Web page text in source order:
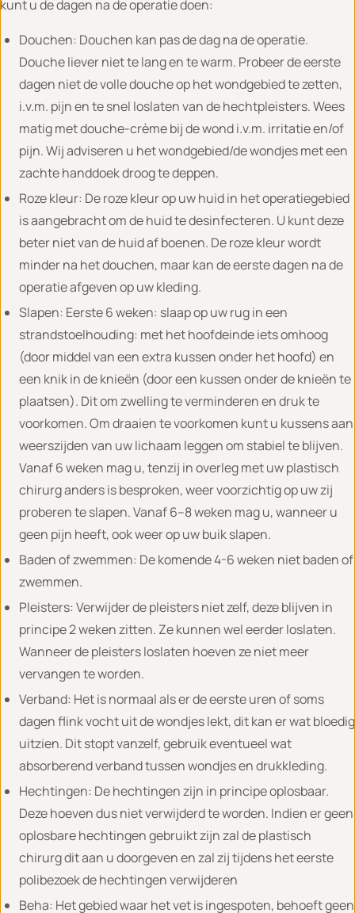
kunt u de dagen na de operatie doen:
Douchen: Douchen kan pas de dag na de operatie.
Douche liever niet te lang en te warm. Probeer de eerste
dagen niet de volle douche op het wondgebied te zetten,
i.v.m. pijn en te snel loslaten van de hechtpleisters. Wees
matig met douche-crème bij de wond i.v.m. irritatie en/of
pijn. Wij adviseren u het wondgebied/de wondjes met een
zachte handdoek droog te deppen.
Roze kleur: De roze kleur op uw huid in het operatiegebied
is aangebracht om de huid te desinfecteren. U kunt deze
beter niet van de huid af boenen. De roze kleur wordt
minder na het douchen, maar kan de eerste dagen na de
operatie afgeven op uw kleding.
Slapen: Eerste 6 weken: slaap op uw rug in een
strandstoelhouding: met het hoofdeinde iets omhoog
(door middel van een extra kussen onder het hoofd) en
een knik in de knieën (door een kussen onder de knieën te
plaatsen). Dit om zwelling te verminderen en druk te
voorkomen. Om draaien te voorkomen kunt u kussens aan
weerszijden van uw lichaam leggen om stabiel te blijven.
Vanaf 6 weken mag u, tenzij in overleg met uw plastisch
chirurg anders is besproken, weer voorzichtig op uw zij
proberen te slapen. Vanaf 6–8 weken mag u, wanneer u
geen pijn heeft, ook weer op uw buik slapen.
Baden of zwemmen: De komende 4-6 weken niet baden of
zwemmen.
Pleisters: Verwijder de pleisters niet zelf, deze blijven in
principe 2 weken zitten. Ze kunnen wel eerder loslaten.
Wanneer de pleisters loslaten hoeven ze niet meer
vervangen te worden.
Verband: Het is normaal als er de eerste uren of soms
dagen flink vocht uit de wondjes lekt, dit kan er wat bloedig
uitzien. Dit stopt vanzelf, gebruik eventueel wat
absorberend verband tussen wondjes en drukkleding.
Hechtingen: De hechtingen zijn in principe oplosbaar.
Deze hoeven dus niet verwijderd te worden. Indien er geen
oplosbare hechtingen gebruikt zijn zal de plastisch
chirurg dit aan u doorgeven en zal zij tijdens het eerste
polibezoek de hechtingen verwijderen
Beha: Het gebied waar het vet is ingespoten, behoeft geen